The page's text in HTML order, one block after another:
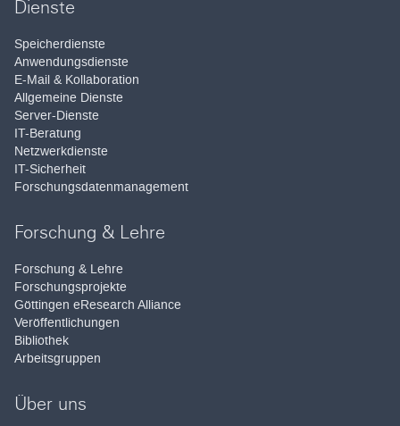
Dienste
Speicherdienste
Anwendungsdienste
E-Mail & Kollaboration
Allgemeine Dienste
Server-Dienste
IT-Beratung
Netzwerkdienste
IT-Sicherheit
Forschungsdatenmanagement
Forschung & Lehre
Forschung & Lehre
Forschungsprojekte
Göttingen eResearch Alliance
Veröffentlichungen
Bibliothek
Arbeitsgruppen
Über uns